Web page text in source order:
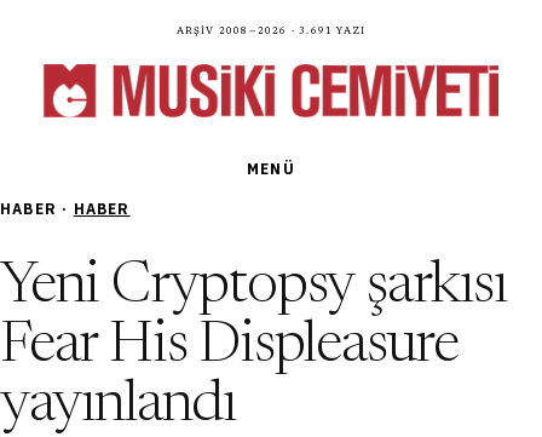
Arşiv 2008—2026 · 3.691 yazı
MENÜ
HABER · HABER
Yeni Cryptopsy şarkısı
Fear His Displeasure
yayınlandı